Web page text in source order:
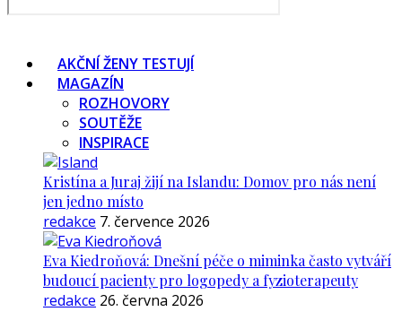
AKČNÍ ŽENY TESTUJÍ
MAGAZÍN
ROZHOVORY
SOUTĚŽE
INSPIRACE
Kristína a Juraj žijí na Islandu: Domov pro nás není
jen jedno místo
redakce 7. července 2026
Eva Kiedroňová: Dnešní péče o miminka často vytváří
budoucí pacienty pro logopedy a fyzioterapeuty
redakce 26. června 2026